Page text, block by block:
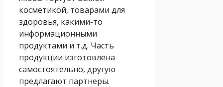
косметикой, товарами для
здоровья, какими-то
информационными
продуктами и т.д. Часть
продукции изготовлена
самостоятельно, другую
предлагают партнеры.